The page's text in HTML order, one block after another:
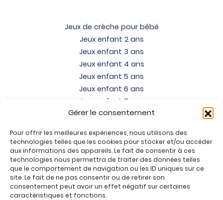
Gérer le consentement
Pour offrir les meilleures expériences, nous utilisons des
technologies telles que les cookies pour stocker et/ou accéder
aux informations des appareils. Le fait de consentir à ces
technologies nous permettra de traiter des données telles
que le comportement de navigation ou les ID uniques sur ce
site. Le fait de ne pas consentir ou de retirer son
consentement peut avoir un effet négatif sur certaines
caractéristiques et fonctions.
Jeux de crèche pour bébé
Jeux enfant 2 ans
Jeux enfant 3 ans
Jeux enfant 4 ans
Jeux enfant 5 ans
Jeux enfant 6 ans
Jeux enfant 7 ans
Jeux enfant 8 ans
Jeux enfant 10 ans
Jeux enfant 11 ans
Jeux enfant 12 ans
Tous nos produits
Promos jeux de loisirs créatifs